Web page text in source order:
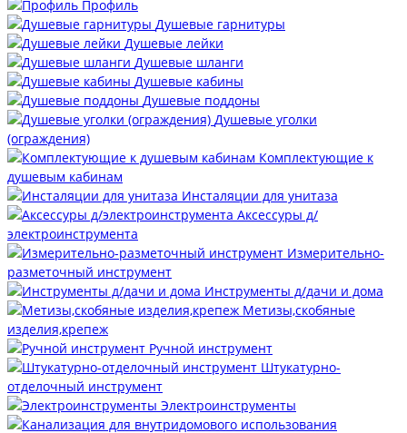
Профиль
Душевые гарнитуры
Душевые лейки
Душевые шланги
Душевые кабины
Душевые поддоны
Душевые уголки
(ограждения)
Комплектующие к
душевым кабинам
Инсталяции для унитаза
Аксессуры д/
электроинструмента
Измерительно-
разметочный инструмент
Инструменты д/дачи и дома
Метизы,скобяные
изделия,крепеж
Ручной инструмент
Штукатурно-
отделочный инструмент
Электроинструменты